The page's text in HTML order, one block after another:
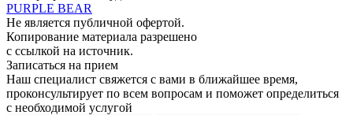
PURPLE BEAR
Не является публичной офертой.
Копирование материала разрешено
с ссылкой на источник.
Записаться на прием
Наш специалист свяжется с вами в ближайшее время,
проконсультирует по всем вопросам и поможет определиться
с необходимой услугой